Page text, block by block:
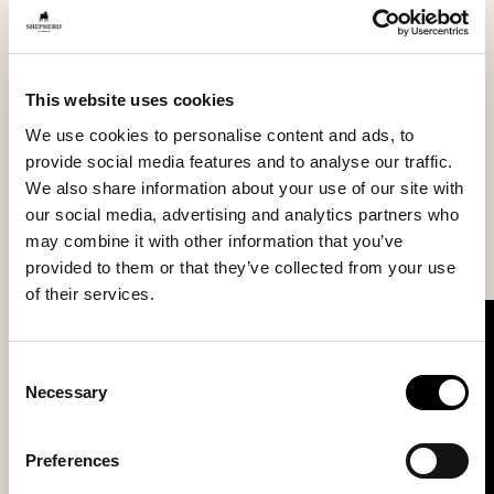
This website uses cookies
We use cookies to personalise content and ads, to
provide social media features and to analyse our traffic.
We also share information about your use of our site with
our social media, advertising and analytics partners who
may combine it with other information that you’ve
provided to them or that they’ve collected from your use
of their services.
Selection
Necessary
Preferences
dein Schaffell lange schön wie am ersten Tag. Flecken
sind umgehend mit lauwarmem Wasser zu
wird. Anschließend mit einem Wollshampoo reinigen.
Schaffell ist bei 30 °C in der Maschine waschbar und
verträgt auch Schleudern, gehört aber nicht in den
Wäschetrockner. Das Fell am besten hängend oder
liegend trocknen und währenddessen immer wieder
in Form ziehen, um die Elastizität des Leders zu
bewahren.